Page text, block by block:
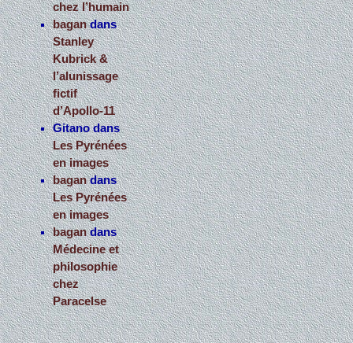
chez l’humain
bagandans
Stanley
Kubrick &
l’alunissage
fictif
d’Apollo-11
Gitanodans
Les Pyrénées
en images
bagandans
Les Pyrénées
en images
bagandans
Médecine et
philosophie
chez
Paracelse